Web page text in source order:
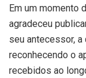
Em um momento
agradeceu
seu antecessor, a
reconhecendo o
recebidos ao